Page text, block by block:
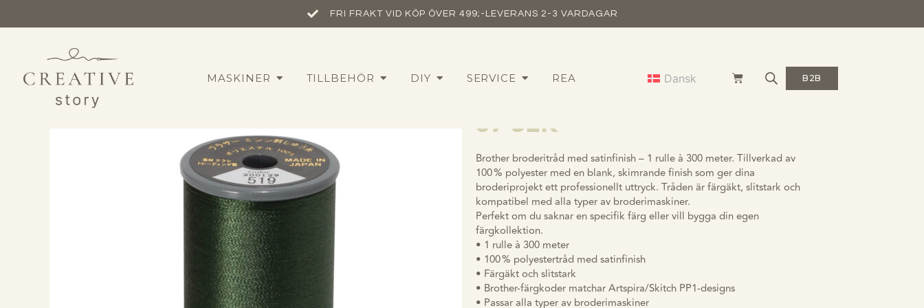
FRI FRAKT VID KÖP ÖVER 499;- LEVERANS 2-3 VARDAGAR
MASKINER TILLBEHÖR DIY SERVICE REA Dansk B2B
Brother satinfinish
brodertråd – 519 olivgrön
57 SEK
Brother broderitråd med satinfinish – 1 rulle à 300 meter. Tillverkad av
100 % polyester med en blank, skimrande finish som ger dina
broderiprojekt ett professionellt uttryck. Tråden är färgäkt, slitstark och
kompatibel med alla typer av broderimaskiner.
Perfekt om du saknar en specifik färg eller vill bygga din egen
färgkollektion.
• 1 rulle à 300 meter
• 100 % polyestertråd med satinfinish
• Färgäkt och slitstark
• Brother-färgkoder matchar Artspira/Skitch PP1-designs
• Passar alla typer av broderimaskiner